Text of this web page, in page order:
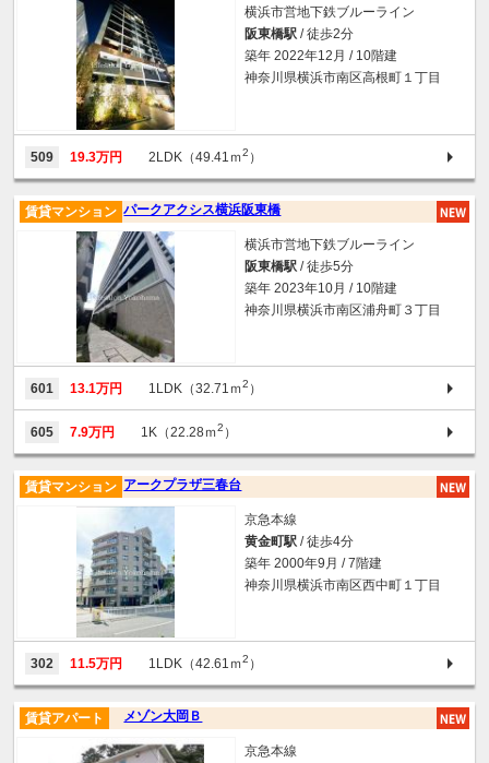
横浜市営地下鉄ブルーライン
阪東橋駅 / 徒歩2分
築年 2022年12月 / 10階建
神奈川県横浜市南区高根町１丁目
509 19.3万円 2LDK（49.41ｍ2 ）
パークアクシス横浜阪東橋
賃貸マンション
横浜市営地下鉄ブルーライン
阪東橋駅 / 徒歩5分
築年 2023年10月 / 10階建
神奈川県横浜市南区浦舟町３丁目
601 13.1万円 1LDK（32.71ｍ2 ）
605 7.9万円 1K（22.28ｍ2 ）
アークプラザ三春台
賃貸マンション
京急本線
黄金町駅 / 徒歩4分
築年 2000年9月 / 7階建
神奈川県横浜市南区西中町１丁目
302 11.5万円 1LDK（42.61ｍ2 ）
メゾン大岡Ｂ
賃貸アパート
京急本線